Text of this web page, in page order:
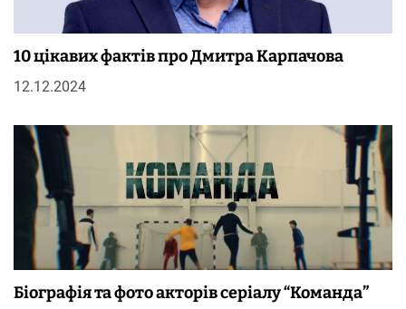
10 цікавих фактів про Дмитра Карпачова
12.12.2024
Біографія та фото акторів серіалу “Команда”